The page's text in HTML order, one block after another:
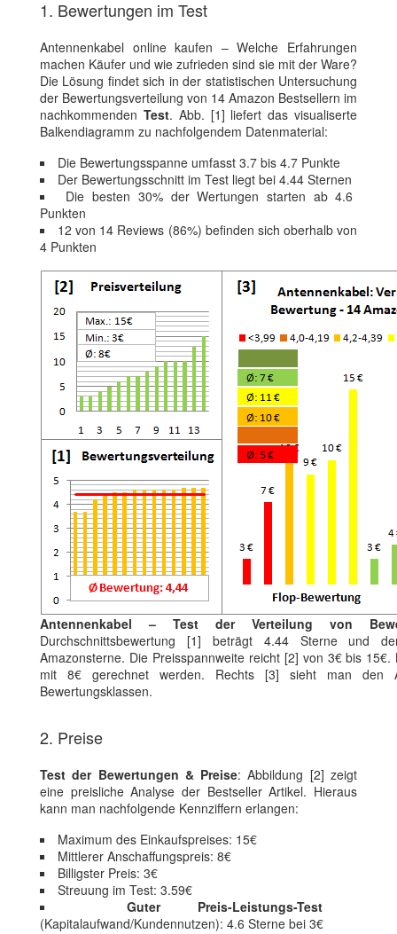
1. Bewertungen im Test
Antennenkabel online kaufen – Welche Erfahrungen
machen Käufer und wie zufrieden sind sie mit der Ware?
Die Lösung findet sich in der statistischen Untersuchung
der Bewertungsverteilung von 14 Amazon Bestsellern im
nachkommenden Test. Abb. [1] liefert das visualiserte
Balkendiagramm zu nachfolgendem Datenmaterial:
Die Bewertungsspanne umfasst 3.7 bis 4.7 Punkte
Der Bewertungsschnitt im Test liegt bei 4.44 Sternen
Die besten 30% der Wertungen starten ab 4.6
Punkten
12 von 14 Reviews (86%) befinden sich oberhalb von
4 Punkten
Antennenkabel – Test der Verteilung von
Durchschnittsbewertung [1] beträgt 4.44 Sterne und
Amazonsterne. Die Preisspannweite reicht [2] von 3€ bis
mit 8€ gerechnet werden. Rechts [3] sieht man den
Bewertungsklassen.
2. Preise
Test der Bewertungen & Preise: Abbildung [2] zeigt
eine preisliche Analyse der Bestseller Artikel. Hieraus
kann man nachfolgende Kennziffern erlangen:
Maximum des Einkaufspreises: 15€
Mittlerer Anschaffungspreis: 8€
Billigster Preis: 3€
Streuung im Test: 3.59€
Guter Preis-Leistungs-Test
(Kapitalaufwand/Kundennutzen): 4.6 Sterne bei 3€